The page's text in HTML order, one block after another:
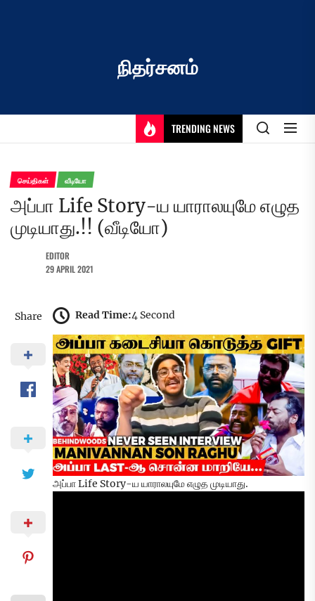
நிதர்சனம்
TRENDING NEWS
செய்திகள் வீடியோ
அப்பா Life Story-ய யாராலயுமே எழுத
முடியாது.!! (வீடியோ)
EDITOR
29 APRIL 2021
Share Read Time:4 Second
அப்பா Life Story-ய யாராலயுமே எழுத முடியாது.